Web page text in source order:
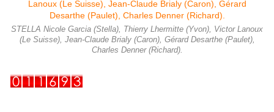
STELLA Nicole Garcia (Stella), Thierry Lhermitte (Yvon), Victor Lanoux
(Le Suisse), Jean-Claude Brialy (Caron), Gérard Desarthe (Paulet),
Charles Denner (Richard).